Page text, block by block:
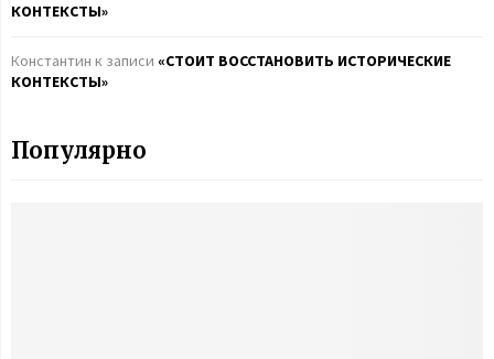
КОНТЕКСТЫ»
Константин к записи «СТОИТ ВОССТАНОВИТЬ ИСТОРИЧЕСКИЕ
КОНТЕКСТЫ»
Популярно